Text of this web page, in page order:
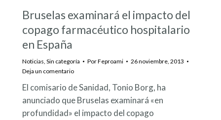
Bruselas examinará el impacto del
copago farmacéutico hospitalario
en España
Noticias, Sin categoría PorFeproami
26 noviembre, 2013
Deja un comentario
El comisario de Sanidad, Tonio Borg, ha
anunciado que Bruselas examinará «en
profundidad» el impacto del copago